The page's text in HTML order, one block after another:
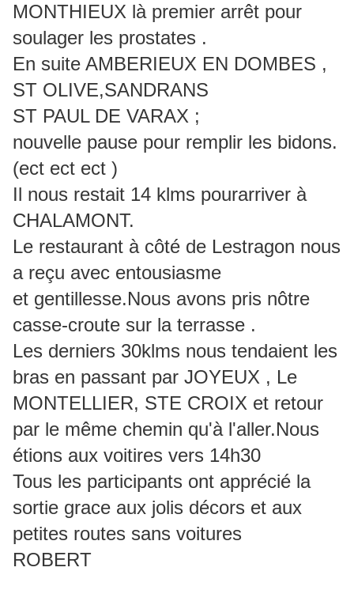
MONTHIEUX là premier arrêt pour
soulager les prostates .
En suite AMBERIEUX EN DOMBES ,
ST OLIVE,SANDRANS
ST PAUL DE VARAX ;
nouvelle pause pour remplir les bidons.
(ect ect ect )
Il nous restait 14 klms pourarriver à
CHALAMONT.
Le restaurant à côté de Lestragon nous
a reçu avec entousiasme
et gentillesse.Nous avons pris nôtre
casse-croute sur la terrasse .
Les derniers 30klms nous tendaient les
bras en passant par JOYEUX , Le
MONTELLIER, STE CROIX et retour
par le même chemin qu'à l'aller.Nous
étions aux voitires vers 14h30
Tous les participants ont apprécié la
sortie grace aux jolis décors et aux
petites routes sans voitures
ROBERT